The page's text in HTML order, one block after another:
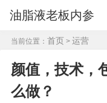
油脂液老板内参
当前位置： 首页 > 运营
颜值，技术，
么做？